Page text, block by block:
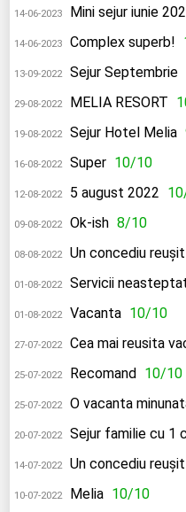
14-06-2023 Mini sejur iunie
14-06-2023 Complex superb!
13-09-2022 Sejur Septembrie
29-08-2022 MELIA RESORT
19-08-2022 Sejur Hotel Melia
16-08-2022 Super 10/10
12-08-2022 5 august 2022
09-08-2022 Ok-ish 8/10
08-08-2022 Un concediu
01-08-2022 Servicii
01-08-2022 Vacanta 10/10
27-07-2022 Cea mai reusita
25-07-2022 Recomand 10/10
25-07-2022 O vacanta
20-07-2022 Sejur familie cu 1
14-07-2022 Un concediu reușit
10-07-2022 Melia 10/10